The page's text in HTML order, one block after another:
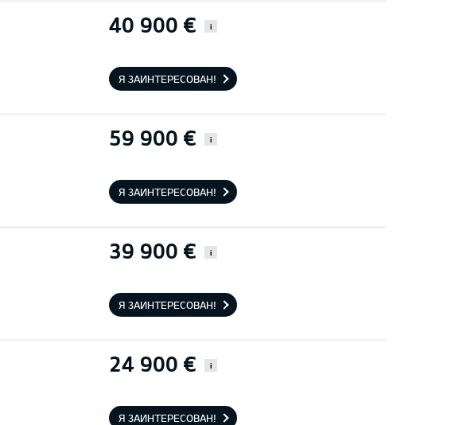
40 900 € i
Я ЗАИНТЕРЕСОВАН!
59 900 € i
Я ЗАИНТЕРЕСОВАН!
39 900 € i
Я ЗАИНТЕРЕСОВАН!
24 900 € i
Я ЗАИНТЕРЕСОВАН!